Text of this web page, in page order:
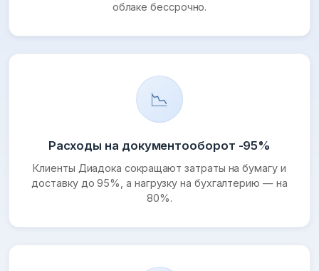
облаке бессрочно.
📉
Расходы на документооборот -95%
Клиенты Диадока сокращают затраты на бумагу и
доставку до 95%, а нагрузку на бухгалтерию — на
80%.